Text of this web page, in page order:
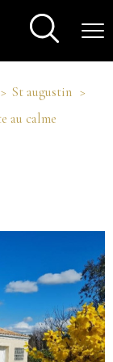
St augustin
au calme